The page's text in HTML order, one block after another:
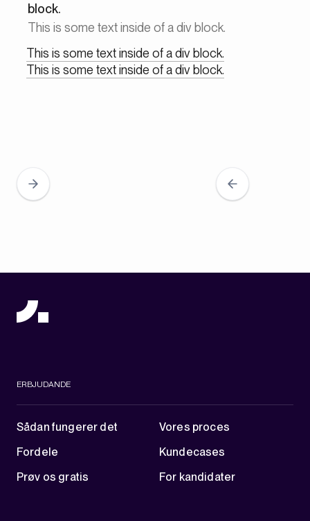
block.
This is some text inside of a div block.
This is some text inside of a div block.
This is some text inside of a div block.
ERBJUDANDE
Sådan fungerer det
Vores proces
Fordele
Kundecases
Prøv os gratis
For kandidater